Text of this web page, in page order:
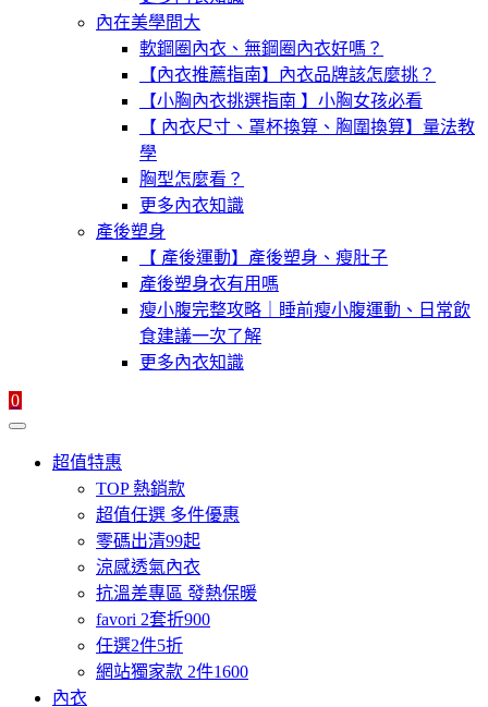
內在美學問大
軟鋼圈內衣、無鋼圈內衣好嗎？
【內衣推薦指南】內衣品牌該怎麼挑？
【小胸內衣挑選指南 】小胸女孩必看
【 內衣尺寸、罩杯換算、胸圍換算】量法教
學
胸型怎麼看？
更多內衣知識
產後塑身
【 產後運動】產後塑身、瘦肚子
產後塑身衣有用嗎
瘦小腹完整攻略｜睡前瘦小腹運動、日常飲
食建議一次了解
更多內衣知識
0
超值特惠
TOP 熱銷款
超值任選 多件優惠
零碼出清99起
涼感透氣內衣
抗溫差專區 發熱保暖
favori 2套折900
任選2件5折
網站獨家款 2件1600
內衣